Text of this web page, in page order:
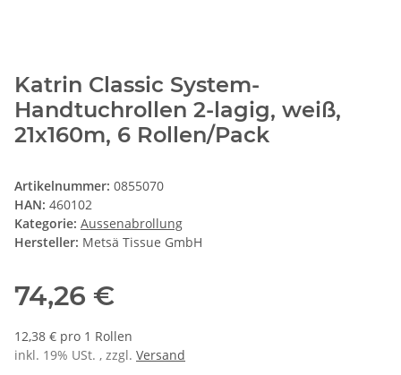
Katrin Classic System-
Handtuchrollen 2-lagig, weiß,
21x160m, 6 Rollen/Pack
Artikelnummer: 0855070
HAN: 460102
Kategorie: Aussenabrollung
Hersteller: Metsä Tissue GmbH
74,26 €
12,38 € pro 1 Rollen
inkl. 19% USt. , zzgl. Versand